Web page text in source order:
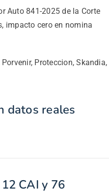
Auto 841-2025 de la Corte
impacto cero en nomina
Proteccion, Skandia,
datos reales
CAI y 76